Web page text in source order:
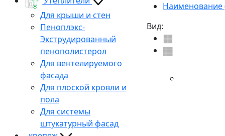
Для крыши и стен
Пеноплэкс-
Экструдированный
пенополистерол
Для вентелируемого
фасада
Для плоской кровли и
пола
Для системы
штукатурный фасад
Наименование
Вид: